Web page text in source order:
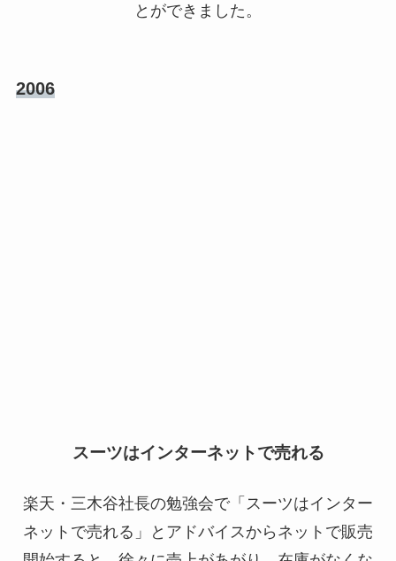
とができました。
2006
スーツはインターネットで売れる
楽天・三木谷社長の勉強会で「スーツはインター
ネットで売れる」とアドバイスからネットで販売